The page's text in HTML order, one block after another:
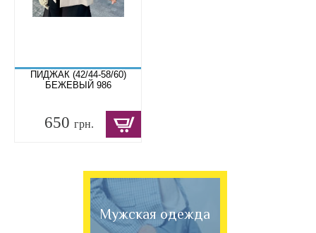
ПИДЖАК (42/44-58/60)
БЕЖЕВЫЙ 986
650 грн.
Мужская одежда